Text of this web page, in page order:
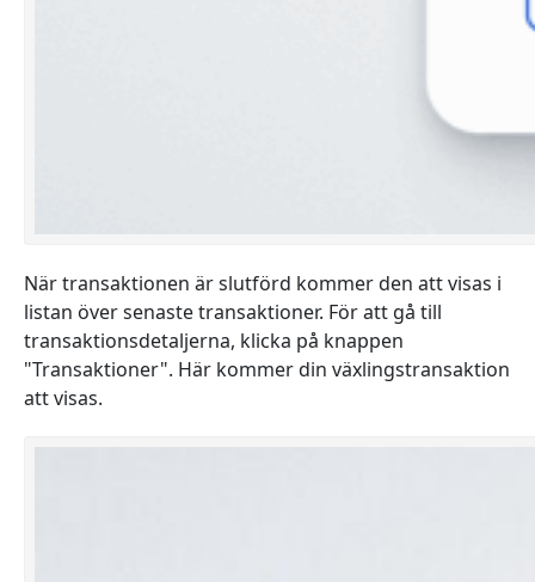
När transaktionen är slutförd kommer den att visas i
listan över senaste transaktioner. För att gå till
transaktionsdetaljerna, klicka på knappen
"Transaktioner". Här kommer din växlingstransaktion
att visas.